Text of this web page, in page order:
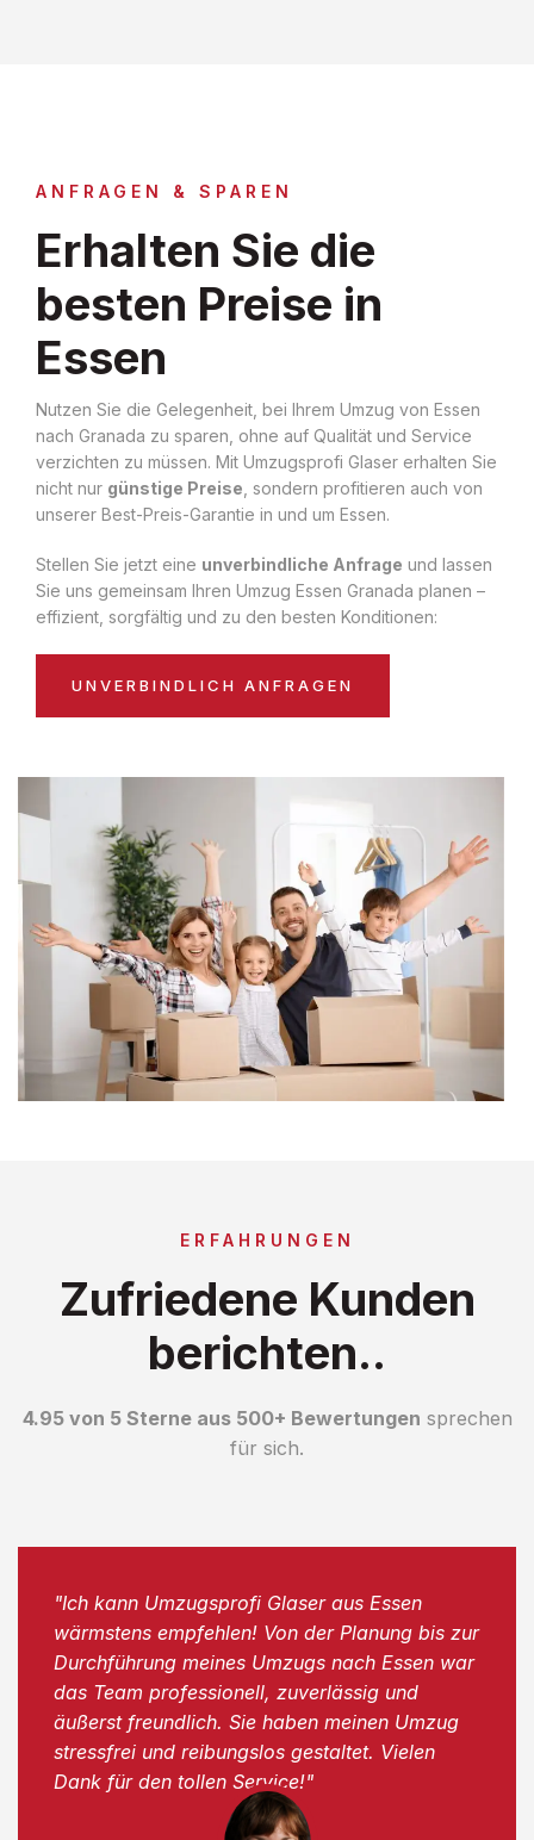
ANFRAGEN & SPAREN
Erhalten Sie die
besten Preise in
Essen
Nutzen Sie die Gelegenheit, bei Ihrem Umzug von Essen
nach Granada zu sparen, ohne auf Qualität und Service
verzichten zu müssen. Mit Umzugsprofi Glaser erhalten Sie
nicht nur günstige Preise , sondern profitieren auch von
unserer Best-Preis-Garantie in und um Essen.
Stellen Sie jetzt eine unverbindliche Anfrage und lassen
Sie uns gemeinsam Ihren Umzug Essen Granada planen –
effizient, sorgfältig und zu den besten Konditionen:
UNVERBINDLICH ANFRAGEN
ERFAHRUNGEN
Zufriedene Kunden
berichten..
4.95 von 5 Sterne aus 500+ Bewertungen sprechen
für sich.
"Ich kann Umzugsprofi Glaser aus Essen
wärmstens empfehlen! Von der Planung bis zur
Durchführung meines Umzugs nach Essen war
das Team professionell, zuverlässig und
äußerst freundlich. Sie haben meinen Umzug
stressfrei und reibungslos gestaltet. Vielen
Dank für den tollen Service!"